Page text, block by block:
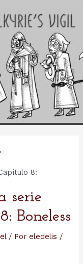
8:
serie
Boneless
/ Poreledelis /